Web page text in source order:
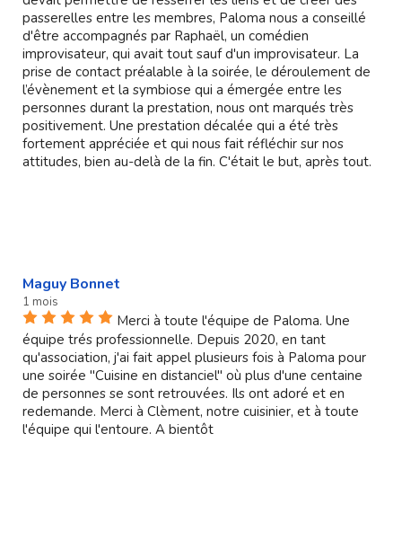
passerelles entre les membres, Paloma nous a conseillé
d'être accompagnés par Raphaël, un comédien
improvisateur, qui avait tout sauf d'un improvisateur. La
prise de contact préalable à la soirée, le déroulement de
l’évènement et la symbiose qui a émergée entre les
personnes durant la prestation, nous ont marqués très
positivement. Une prestation décalée qui a été très
fortement appréciée et qui nous fait réfléchir sur nos
attitudes, bien au-delà de la fin. C'était le but, après tout.
Maguy Bonnet
1 mois
Merci à toute l'équipe de Paloma. Une
équipe trés professionnelle. Depuis 2020, en tant
qu'association, j'ai fait appel plusieurs fois à Paloma pour
une soirée "Cuisine en distanciel" où plus d'une centaine
de personnes se sont retrouvées. Ils ont adoré et en
redemande. Merci à Clèment, notre cuisinier, et à toute
l'équipe qui l'entoure. A bientôt